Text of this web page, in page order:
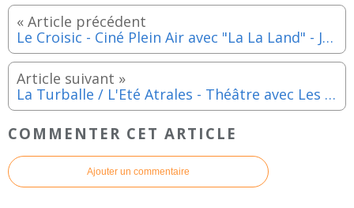
Le Croisic - Ciné Plein Air avec "La La Land" - Jeudi 10 aout 2023
La Turballe / L'Eté Atrales - Théâtre avec Les Pas Bileux - Samedi 19 août 2023
COMMENTER CET ARTICLE
Ajouter un commentaire